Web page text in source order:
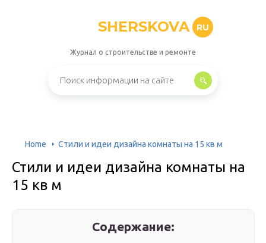
SHERSKOVA RU
Журнал о строительстве и ремонте
Home Стили и идеи дизайна комнаты на 15 кв м
Стили и идеи дизайна комнаты на
15 кв м
Содержание: